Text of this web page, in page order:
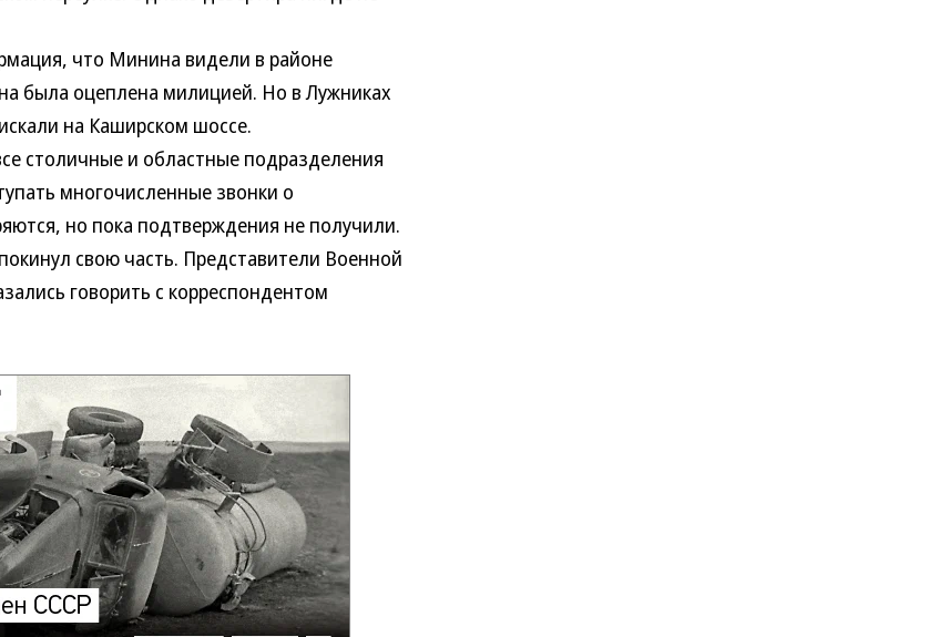
что Минина видели в районе
была оцеплена милицией. Но в Лужниках
на Каширском шоссе.
столичные и областные подразделения
многочисленные звонки о
но пока подтверждения не получили.
свою часть. Представители Военной
говорить с корреспондентом